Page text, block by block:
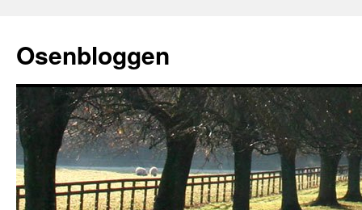
Osenbloggen